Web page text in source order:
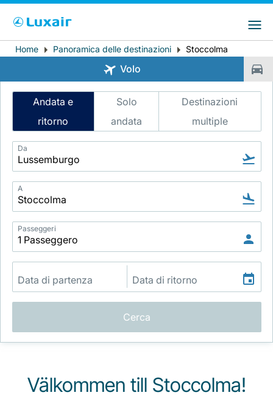
LuxairTours
Gruppo Luxair
Paese di residenza Preferred language
Italiano
Breadcrumb
Home Panoramica delle destinazioni Stoccolma
Volo
Intelligent
Search
Andata e
ritorno
Solo
andata
Destinazioni
multiple
Da
A
Passeggeri
Cerca
Välkommen till Stoccolma!